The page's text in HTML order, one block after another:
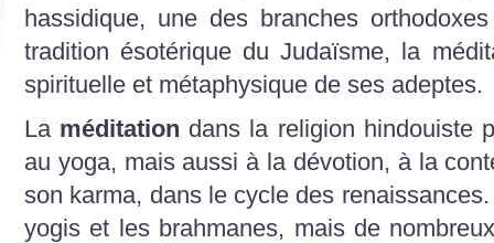
hassidique, une des branches
tradition ésotérique du Judaïsme, la
spirituelle et métaphysique de ses adeptes.
La méditation dans la religion hindouiste
au yoga, mais aussi à la dévotion, à la
son karma, dans le cycle des
yogis et les brahmanes, mais de